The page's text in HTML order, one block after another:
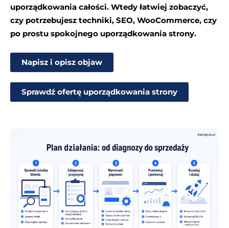
uporządkowania całości. Wtedy łatwiej zobaczyć,
czy potrzebujesz techniki, SEO, WooCommerce, czy
po prostu spokojnego uporządkowania strony.
Napisz i opisz objaw
Sprawdź ofertę uporządkowania strony